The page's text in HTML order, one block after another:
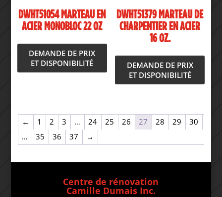
DWHT51054 MARTEAU EN
ACIER MONOBLOC 22 OZ
DEMANDE DE PRIX
ET DISPONIBILITÉ
DWHT51379 MARTEAU DE
CHARPENTIER EN ACIER
16 OZ.
DEMANDE DE PRIX
ET DISPONIBILITÉ
← 1 2 3 … 24 25 26 27 28 29
30
…
35 36 37 →
Centre de rénovation
Camille Dumais Inc.